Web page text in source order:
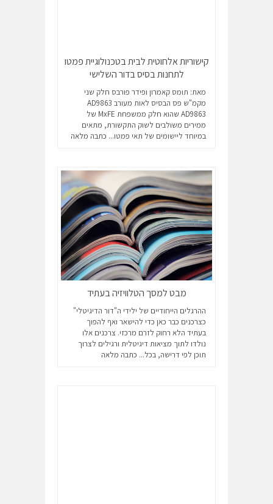
קישוריות אלחוטית לבית בטכנולוגיית פמטו
לתחנות בסיס בדור השלישי
מאת: תומס קאמרון ופידר פורבס חלק שני
מקמ"ש פס הבסיס לאות מעורב AD9863
AD9863 שהוא חלק ממשפחת MxFE של
ממירים משולבים לשוק התקשורת, מתאים
במיוחד ליישומים של תאי פמטו... כתבה מלאה
מבט למסך הטלוויזיה בעתיד
ההרגלים הייחודיים של ילידי ה"דור הדיגיטלי"
כצרכנים כבר כאן כדי להישאר ואף להפוך
בעתיד הלא רחוק לזרם מרכזי. צרכנים אלו
נולדו לתוך מציאות דיגיטלית ורגילים לצרוך
תוכן לפי דרישה, בכל... כתבה מלאה